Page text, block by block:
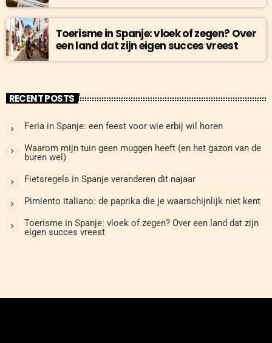
Toerisme in Spanje: vloek of zegen? Over
een land dat zijn eigen succes vreest
RECENT POSTS
Feria in Spanje: een feest voor wie erbij wil horen
Waarom mijn tuin geen muggen heeft (en het gazon van de
buren wel)
Fietsregels in Spanje veranderen dit najaar
Pimiento italiano: de paprika die je waarschijnlijk niet kent
Toerisme in Spanje: vloek of zegen? Over een land dat zijn
eigen succes vreest